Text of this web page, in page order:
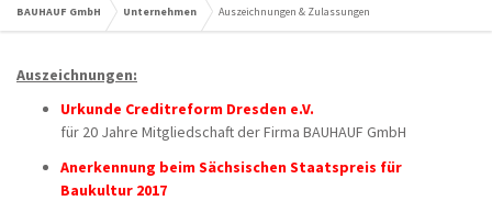
BAUHAUF GmbH Unternehmen Auszeichnungen & Zulassungen
Auszeichnungen:
Urkunde Creditreform Dresden e.V.
für 20 Jahre Mitgliedschaft der Firma BAUHAUF GmbH
Anerkennung beim Sächsischen Staatspreis für
Baukultur 2017